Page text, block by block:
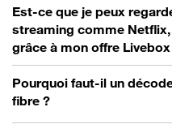
Est-ce que je peux
streaming comme
grâce à mon offre
Pourquoi faut-il un
fibre ?